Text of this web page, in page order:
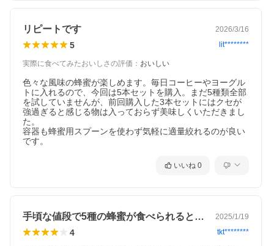
リピートです 2026/3/16
5 lit********
実際に食べてみたおいしさの評価 ： おいしい
色々な風味の蜂蜜が楽しめます。毎日コーヒーやヨーグル
トに入れるので、今回は5本セットを購入。まだ5種類全部
を試していませんが、前回購入した3本セットにはクセが
強過ぎると感じる物は入っておらず美味しくいただきまし
た。
容器も蜂蜜用スプーンを使わず気軽に適量絞れるのが良い
です。
いいね 0
手頃な値段で5種の蜂蜜が食べられるとあ… 2025/1/19
4 tkt********